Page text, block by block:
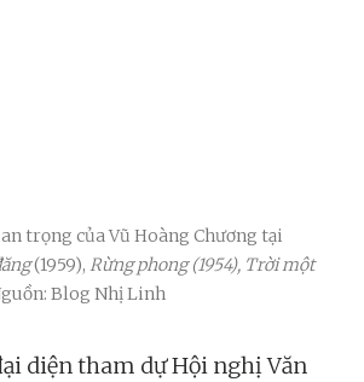
trọng của Vũ Hoàng Chương tại
(1959), Rừng phong (1954), Trời một
Blog Nhị Linh
diện tham dự Hội nghị Văn